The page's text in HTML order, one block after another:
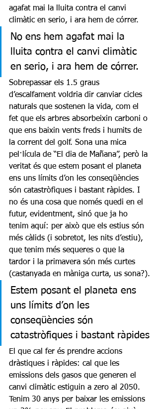
agafat mai la lluita contra el canvi
climàtic en serio, i ara hem de córrer.
No ens hem agafat mai la
lluita contra el canvi climàtic
en serio, i ara hem de córrer.
Sobrepassar els 1.5 graus
d’escalfament voldria dir canviar cicles
naturals que sostenen la vida, com el
fet que els arbres absorbeixin carboni o
que ens baixin vents freds i humits de
la corrent del golf. Sona una mica
pel·lícula de “El dia de Mañana”, però la
veritat és que estem posant el planeta
ens uns límits d’on les conseqüències
són catastròfiques i bastant ràpides. I
no és una cosa que només quedi en el
futur, evidentment, sinó que ja ho
tenim aquí: per això que els estius són
més càlids (i sobretot, les nits d’estiu),
que tenim més sequeres o que la
tardor i la primavera són més curtes
(castanyada en màniga curta, us sona?).
Estem posant el planeta ens
uns límits d’on les
conseqüències són
catastròfiques i bastant ràpides
El que cal fer és prendre accions
dràstiques i ràpides: cal que les
emissions dels gasos que generen el
canvi climàtic estiguin a zero al 2050.
Tenim 30 anys per baixar les emissions